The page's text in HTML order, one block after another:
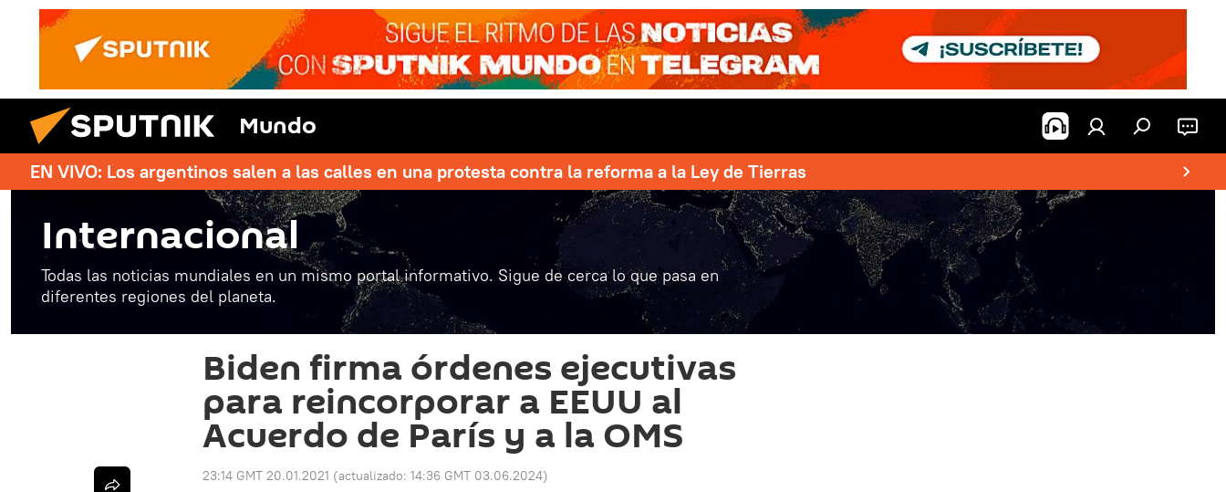
Mundo
EN VIVO: Los argentinos salen a las calles en una protesta contra la reforma a la Ley de Tierras
Internacional
Todas las noticias mundiales en un mismo portal informativo. Sigue de cerca lo que pasa en
diferentes regiones del planeta.
Biden firma órdenes ejecutivas
para reincorporar a EEUU al
Acuerdo de París y a la OMS
23:14 GMT 20.01.2021 (actualizado: 14:36 GMT 03.06.2024)